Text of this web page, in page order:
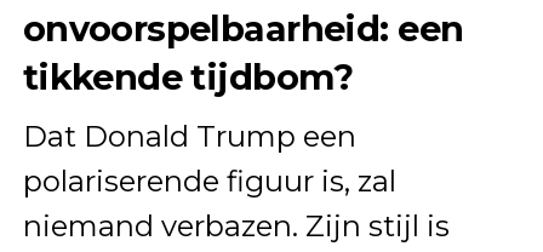
onvoorspelbaarheid: een
tikkende tijdbom?
Dat Donald Trump een
polariserende figuur is, zal
niemand verbazen. Zijn stijl is